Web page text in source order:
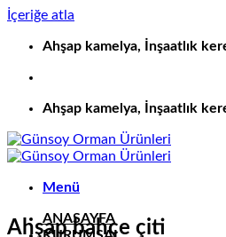
İçeriğe atla
Ahşap kamelya, İnşaatlık
Ahşap kamelya, İnşaatlık
Menü
ANASAYFA
Ahşap bahçe çiti